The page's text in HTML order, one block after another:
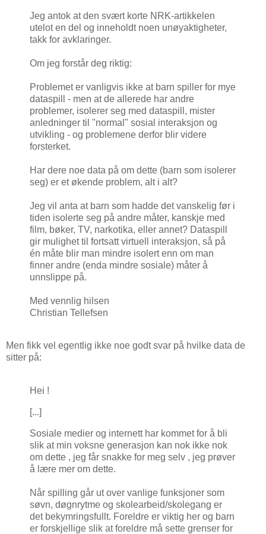
Jeg antok at den svært korte NRK-artikkelen
utelot en del og inneholdt noen unøyaktigheter,
takk for avklaringer.
Om jeg forstår deg riktig:
Problemet er vanligvis ikke at barn spiller for mye
dataspill - men at de allerede har andre
problemer, isolerer seg med dataspill, mister
anledninger til "normal" sosial interaksjon og
utvikling - og problemene derfor blir videre
forsterket.
Har dere noe data på om dette (barn som isolerer
seg) er et økende problem, alt i alt?
Jeg vil anta at barn som hadde det vanskelig før i
tiden isolerte seg på andre måter, kanskje med
film, bøker, TV, narkotika, eller annet? Dataspill
gir mulighet til fortsatt virtuell interaksjon, så på
én måte blir man mindre isolert enn om man
finner andre (enda mindre sosiale) måter å
unnslippe på.
Med vennlig hilsen
Christian Tellefsen
Men fikk vel egentlig ikke noe godt svar på hvilke data de
sitter på:
Hei !
[...]
Sosiale medier og internett har kommet for å bli
slik at min voksne generasjon kan nok ikke nok
om dette , jeg får snakke for meg selv , jeg prøver
å lære mer om dette.
Når spilling går ut over vanlige funksjoner som
søvn, døgnrytme og skolearbeid/skolegang er
det bekymringsfullt. Foreldre er viktig her og barn
er forskjellige slik at foreldre må sette grenser for